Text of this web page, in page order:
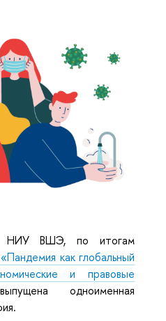
НИУ ВШЭ, по итогам
как глобальный
и правовые
одноименная